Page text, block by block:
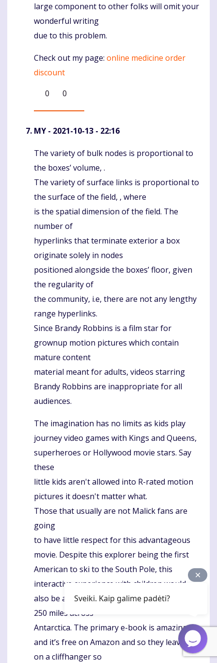
large component to other folks will omit your
wonderful writing
due to this problem.
Check out my page: online medicine order
discount
0
0
MY - 2021-10-13 - 22:16
Komentaras
The variety of bulk nodes is proportional to
the boxes’ volume, .
The variety of surface links is proportional to
the surface of the field, , where
is the spatial dimension of the field. The
number of
hyperlinks that terminate exterior a box
originate solely in nodes
positioned alongside the boxes’ floor, given
the regularity of
the community, i.e, there are not any lengthy
range hyperlinks.
Since Brandy Robbins is a film star for
grownup motion pictures which contain
mature content
material meant for adults, videos starring
Brandy Robbins are inappropriate for all
audiences.
The imagination has no limits as kids play
journey video games with Kings and Queens,
superheroes or Hollywood movie stars. Say
these
little kids aren't allowed into R-rated motion
pictures it doesn't matter what.
Those that usually are not Malick fans are
going
to have little respect for this advantageous
movie. Despite this explorer being the first
American to ski to the South Pole, this
interactive experience with children would
also be a first for he who was first to ice bike
250 miles across
Antarctica. The primary e-book is amazing
and it’s free on Amazon and so they leave you
on a cliffhanger so
Sveiki. Kaip galime padėti?